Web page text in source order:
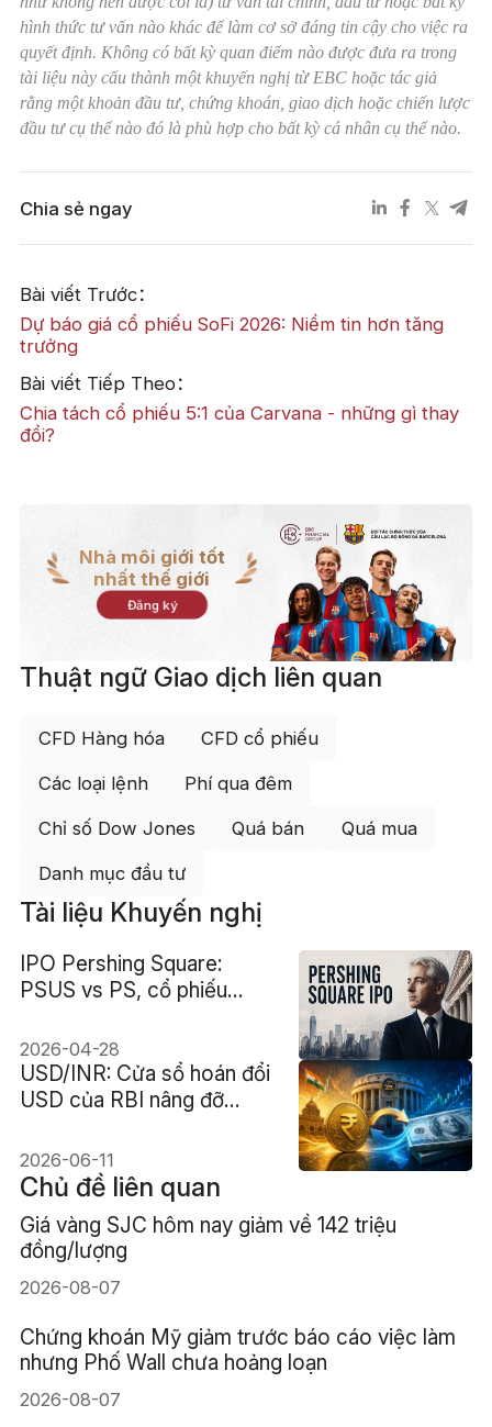
hình thức tư vấn nào khác để làm cơ sở đáng tin cậy cho việc ra
quyết định. Không có bất kỳ quan điểm nào được đưa ra trong
tài liệu này cấu thành một khuyến nghị từ EBC hoặc tác giả
rằng một khoản đầu tư, chứng khoán, giao dịch hoặc chiến lược
đầu tư cụ thể nào đó là phù hợp cho bất kỳ cá nhân cụ thể nào.
Chia sẻ ngay
Bài viết Trước：
Dự báo giá cổ phiếu SoFi 2026: Niềm tin hơn tăng
trưởng
Bài viết Tiếp Theo：
Chia tách cổ phiếu 5:1 của Carvana - những gì thay
đổi?
Nhà môi giới tốt
nhất thế giới
Đăng ký
Thuật ngữ Giao dịch liên quan
CFD Hàng hóa CFD cổ phiếu
Các loại lệnh Phí qua đêm
Chỉ số Dow Jones Quá bán Quá mua
Danh mục đầu tư
Tài liệu Khuyến nghị
IPO Pershing Square:
PSUS vs PS, cổ phiếu
2026-04-28
USD/INR: Cửa sổ hoán đổi
USD của RBI nâng đỡ
2026-06-11
Chủ đề liên quan
Giá vàng SJC hôm nay giảm về 142 triệu
đồng/lượng
2026-08-07
Chứng khoán Mỹ giảm trước báo cáo việc làm
nhưng Phố Wall chưa hoảng loạn
2026-08-07